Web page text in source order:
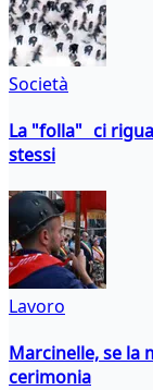
Società
La "folla" ci
stessi
Lavoro
Marcinelle, se la
cerimonia